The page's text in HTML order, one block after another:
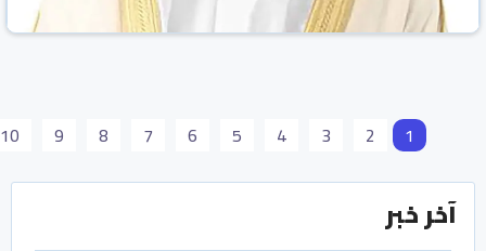
1
2
3
4
5
6
7
8
9
10
آخر خبر